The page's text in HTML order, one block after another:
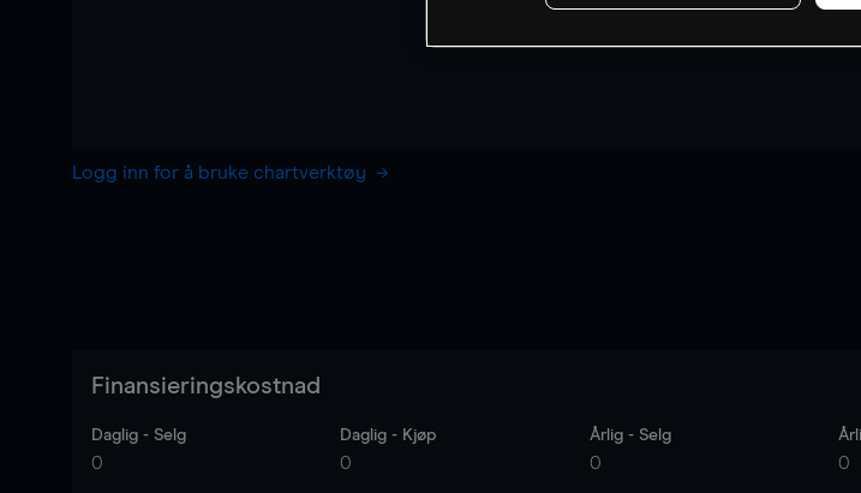
Logg inn for å bruke chartverktøy
Finansieringskostnad
Daglig - Selg
0
Daglig - Kjøp
0
Årlig - Selg
0 0